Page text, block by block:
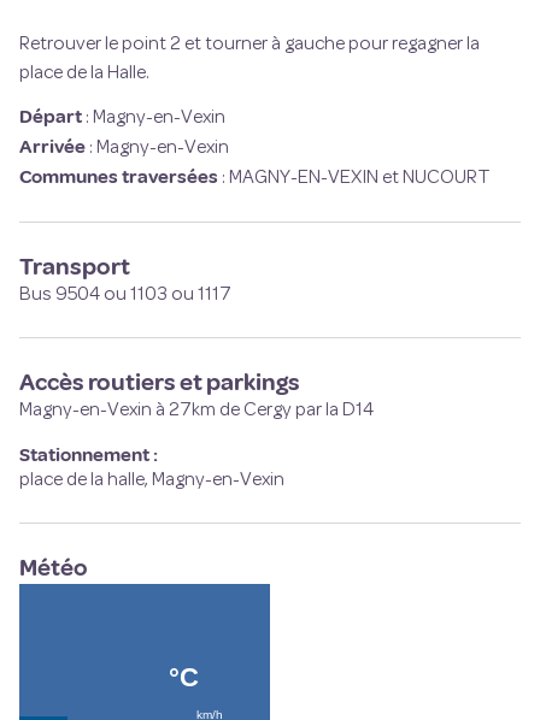
Retrouver le point 2 et tourner à gauche pour regagner la
place de la Halle.
Départ : Magny-en-Vexin
Arrivée : Magny-en-Vexin
Communes traversées : MAGNY-EN-VEXIN et NUCOURT
Transport
Bus 9504 ou 1103 ou 1117
Accès routiers et parkings
Magny-en-Vexin à 27km de Cergy par la D14
Stationnement :
place de la halle, Magny-en-Vexin
Météo